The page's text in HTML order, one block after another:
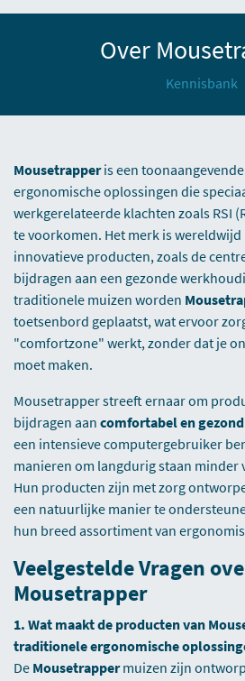
Over
Kennisbank
Mousetrapperis een
ergonomische oplossingen die
werkgerelateerde klachten zoals RSI
te voorkomen. Het merk is
innovatieve producten, zoals de
bijdragen aan een gezonde
traditionele muizen worden
toetsenbord geplaatst, wat ervoor
"comfortzone" werkt, zonder dat je
moet maken.
Mousetrapper streeft ernaar om
bijdragen aan comfortabel en
een intensieve computergebruiker
manieren om langdurig staan minder
Hun producten zijn met zorg
een natuurlijke manier te
hun breed assortiment van
Veelgestelde Vragen
Mousetrapper
1. Wat maakt de producten van
traditionele ergonomische
De Mousetrappermuizen zijn